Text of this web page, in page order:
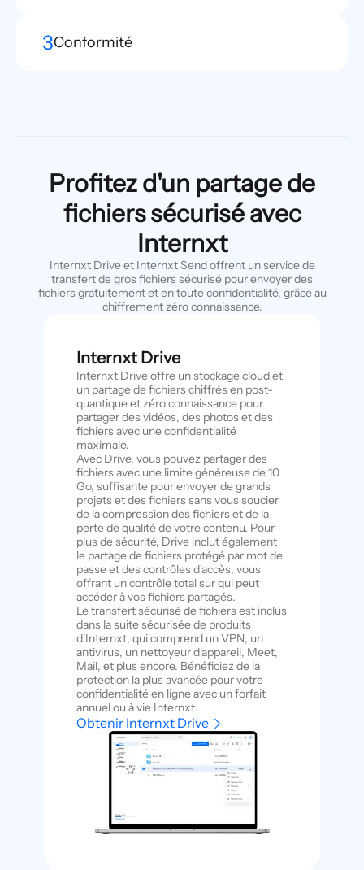
3Conformité
Profitez d'un partage de
fichiers sécurisé avec
Internxt
Internxt Drive et Internxt Send offrent un service de
transfert de gros fichiers sécurisé pour envoyer des
fichiers gratuitement et en toute confidentialité, grâce au
chiffrement zéro connaissance.
Internxt Drive
Internxt Drive offre un stockage cloud et
un partage de fichiers chiffrés en post-
quantique et zéro connaissance pour
partager des vidéos, des photos et des
fichiers avec une confidentialité
maximale.
Avec Drive, vous pouvez partager des
fichiers avec une limite généreuse de 10
Go, suffisante pour envoyer de grands
projets et des fichiers sans vous soucier
de la compression des fichiers et de la
perte de qualité de votre contenu. Pour
plus de sécurité, Drive inclut également
le partage de fichiers protégé par mot de
passe et des contrôles d'accès, vous
offrant un contrôle total sur qui peut
accéder à vos fichiers partagés.
Le transfert sécurisé de fichiers est inclus
dans la suite sécurisée de produits
d'Internxt, qui comprend un VPN, un
antivirus, un nettoyeur d'appareil, Meet,
Mail, et plus encore. Bénéficiez de la
protection la plus avancée pour votre
confidentialité en ligne avec un forfait
annuel ou à vie Internxt.
Obtenir Internxt Drive